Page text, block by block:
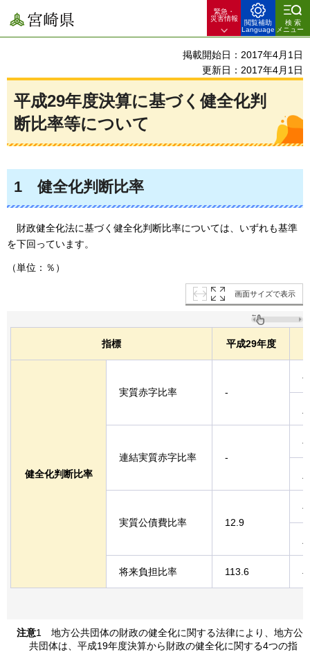
宮崎県
緊急・
災害情報
閲覧補助
Language
検索
メニュー
掲載開始日：2017年4月1日
更新日：2017年4月1日
平成29年度決算に基づく健全化判
断比率等について
1 健全化判断比率
財政健全化法に基づく健全化判断比率については、 いずれも基準
を下回っています。
（単位：％）
画面サイズで表示
指標 平成29年度
健全化判断比率
実質赤字比率 -
連結実質赤字比率 -
実質公債費比率 12.9
将来負担比率 113.6
注意1 地方公共団体の財政の健全化に関する法律により、地方公
共団体は、平成19年度決算から財政の健全化に関する4つの指